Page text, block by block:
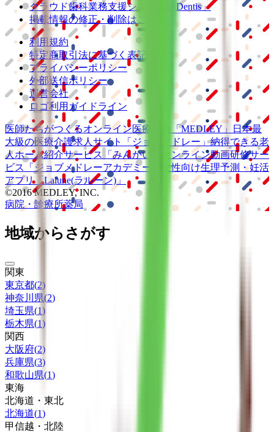
クラウド歯科業務支援システム
「Dentis」
掲載情報の修正・削除はこちら
利用規約
特定商取引法に基づく表記
プライバシーポリシー
外部送信ポリシー
運営会社
ロゴ利用ガイドライン
医師たちがつくるオンライン医療事典 「MEDLEY」
日本最
大級の医療介護求人サイト 「ジョブメドレー」納得できる老
人ホーム紹介サービス
「みんかい」 オンライン動画研修サー
ビス
「ジョブメドレーアカデミー」 女性向け生理予測・妊活
アプリ「Lalune(ラルーン)」
©2016 MEDLEY, INC.
病院・診療所薬局
地域からさがす
関東
東京都(2)
神奈川県(2)
埼玉県(1)
栃木県(1)
関西
大阪府(2)
兵庫県(3)
和歌山県(1)
東海
北海道・東北
北海道(1)
甲信越・北陸